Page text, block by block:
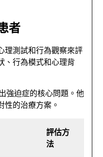
者
理測試和行為觀察來評
、行為模式和心理背
強迫症的核心問題。他
性的治療方案。
評估方
法